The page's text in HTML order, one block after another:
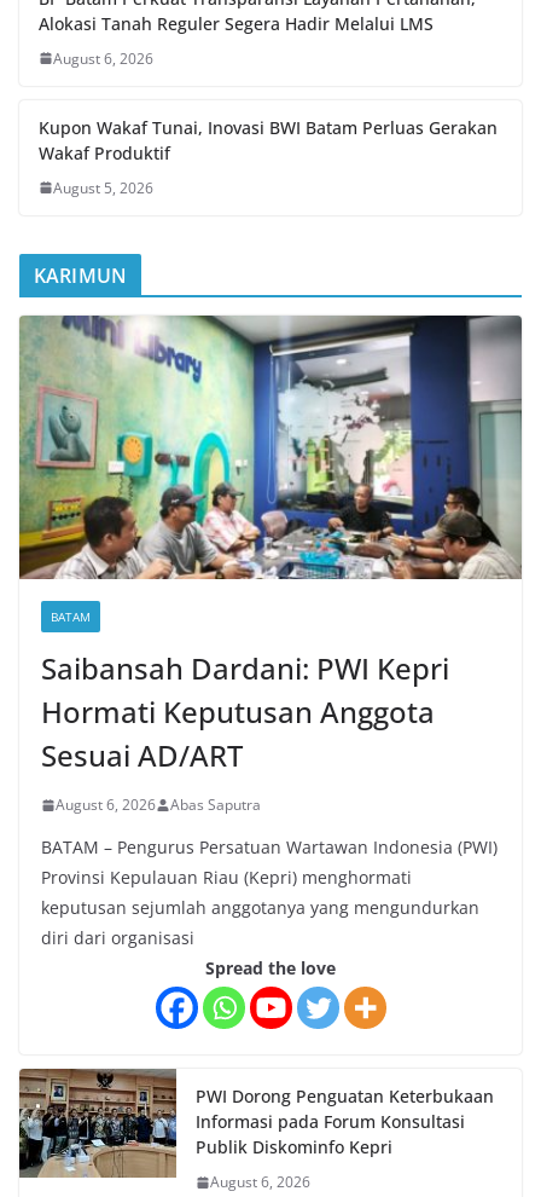
Alokasi Tanah Reguler Segera Hadir Melalui LMS
August 6, 2026
Kupon Wakaf Tunai, Inovasi BWI Batam Perluas Gerakan
Wakaf Produktif
August 5, 2026
KARIMUN
BATAM
Saibansah Dardani: PWI Kepri
Hormati Keputusan Anggota
Sesuai AD/ART
August 6, 2026 Abas Saputra
BATAM – Pengurus Persatuan Wartawan Indonesia (PWI)
Provinsi Kepulauan Riau (Kepri) menghormati
keputusan sejumlah anggotanya yang mengundurkan
diri dari organisasi
Spread the love
PWI Dorong Penguatan Keterbukaan
Informasi pada Forum Konsultasi
Publik Diskominfo Kepri
August 6, 2026